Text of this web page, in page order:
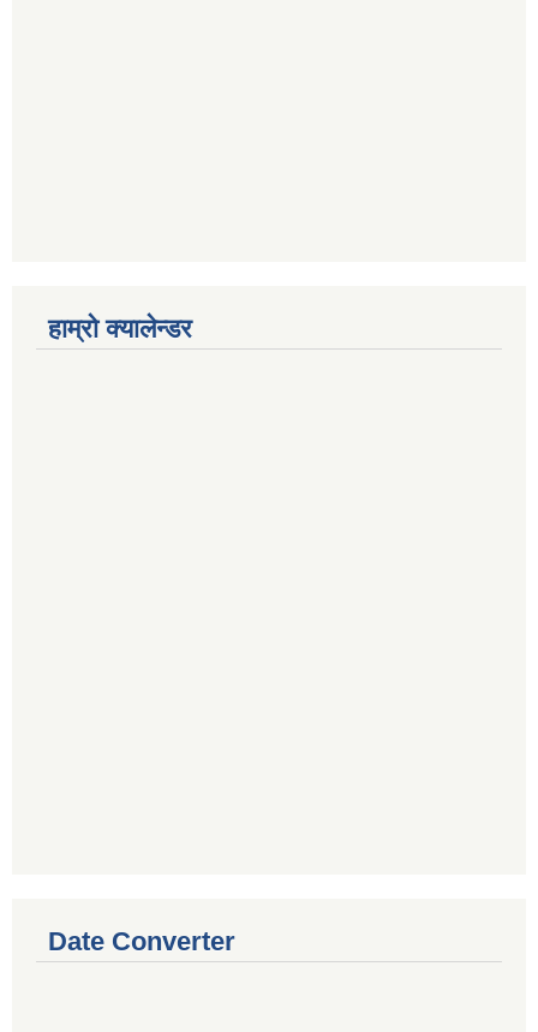
हाम्रो क्यालेन्डर
Date Converter